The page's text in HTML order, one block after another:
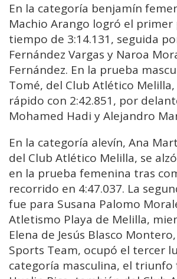
En la categoría benjamín
Machio Arango logró el
tiempo de 3:14.131, seguida
Fernández Vargas y Naroa
Fernández. En la prueba
Tomé, del Club Atlético
rápido con 2:42.851, por
Mohamed Hadi y Alejandro
En la categoría alevín, Ana
del Club Atlético Melilla, se
en la prueba femenina tras
recorrido en 4:47.037. La
fue para Susana Palomo
Atletismo Playa de Melilla,
Elena de Jesús Blasco
Sports Team, ocupó el tercer
categoría masculina, el triunfo